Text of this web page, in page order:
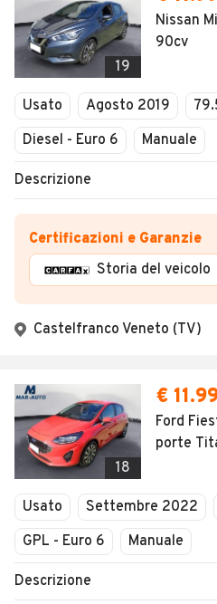
19
Nissan
90cv
Usato Agosto 2019
Diesel - Euro 6
Manuale
Descrizione
Certificazioni e Garanzie
Storia del veicolo
Castelfranco Veneto (TV)
18
€
Ford
porte
Usato Settembre 2022
GPL - Euro 6
Manuale
Descrizione